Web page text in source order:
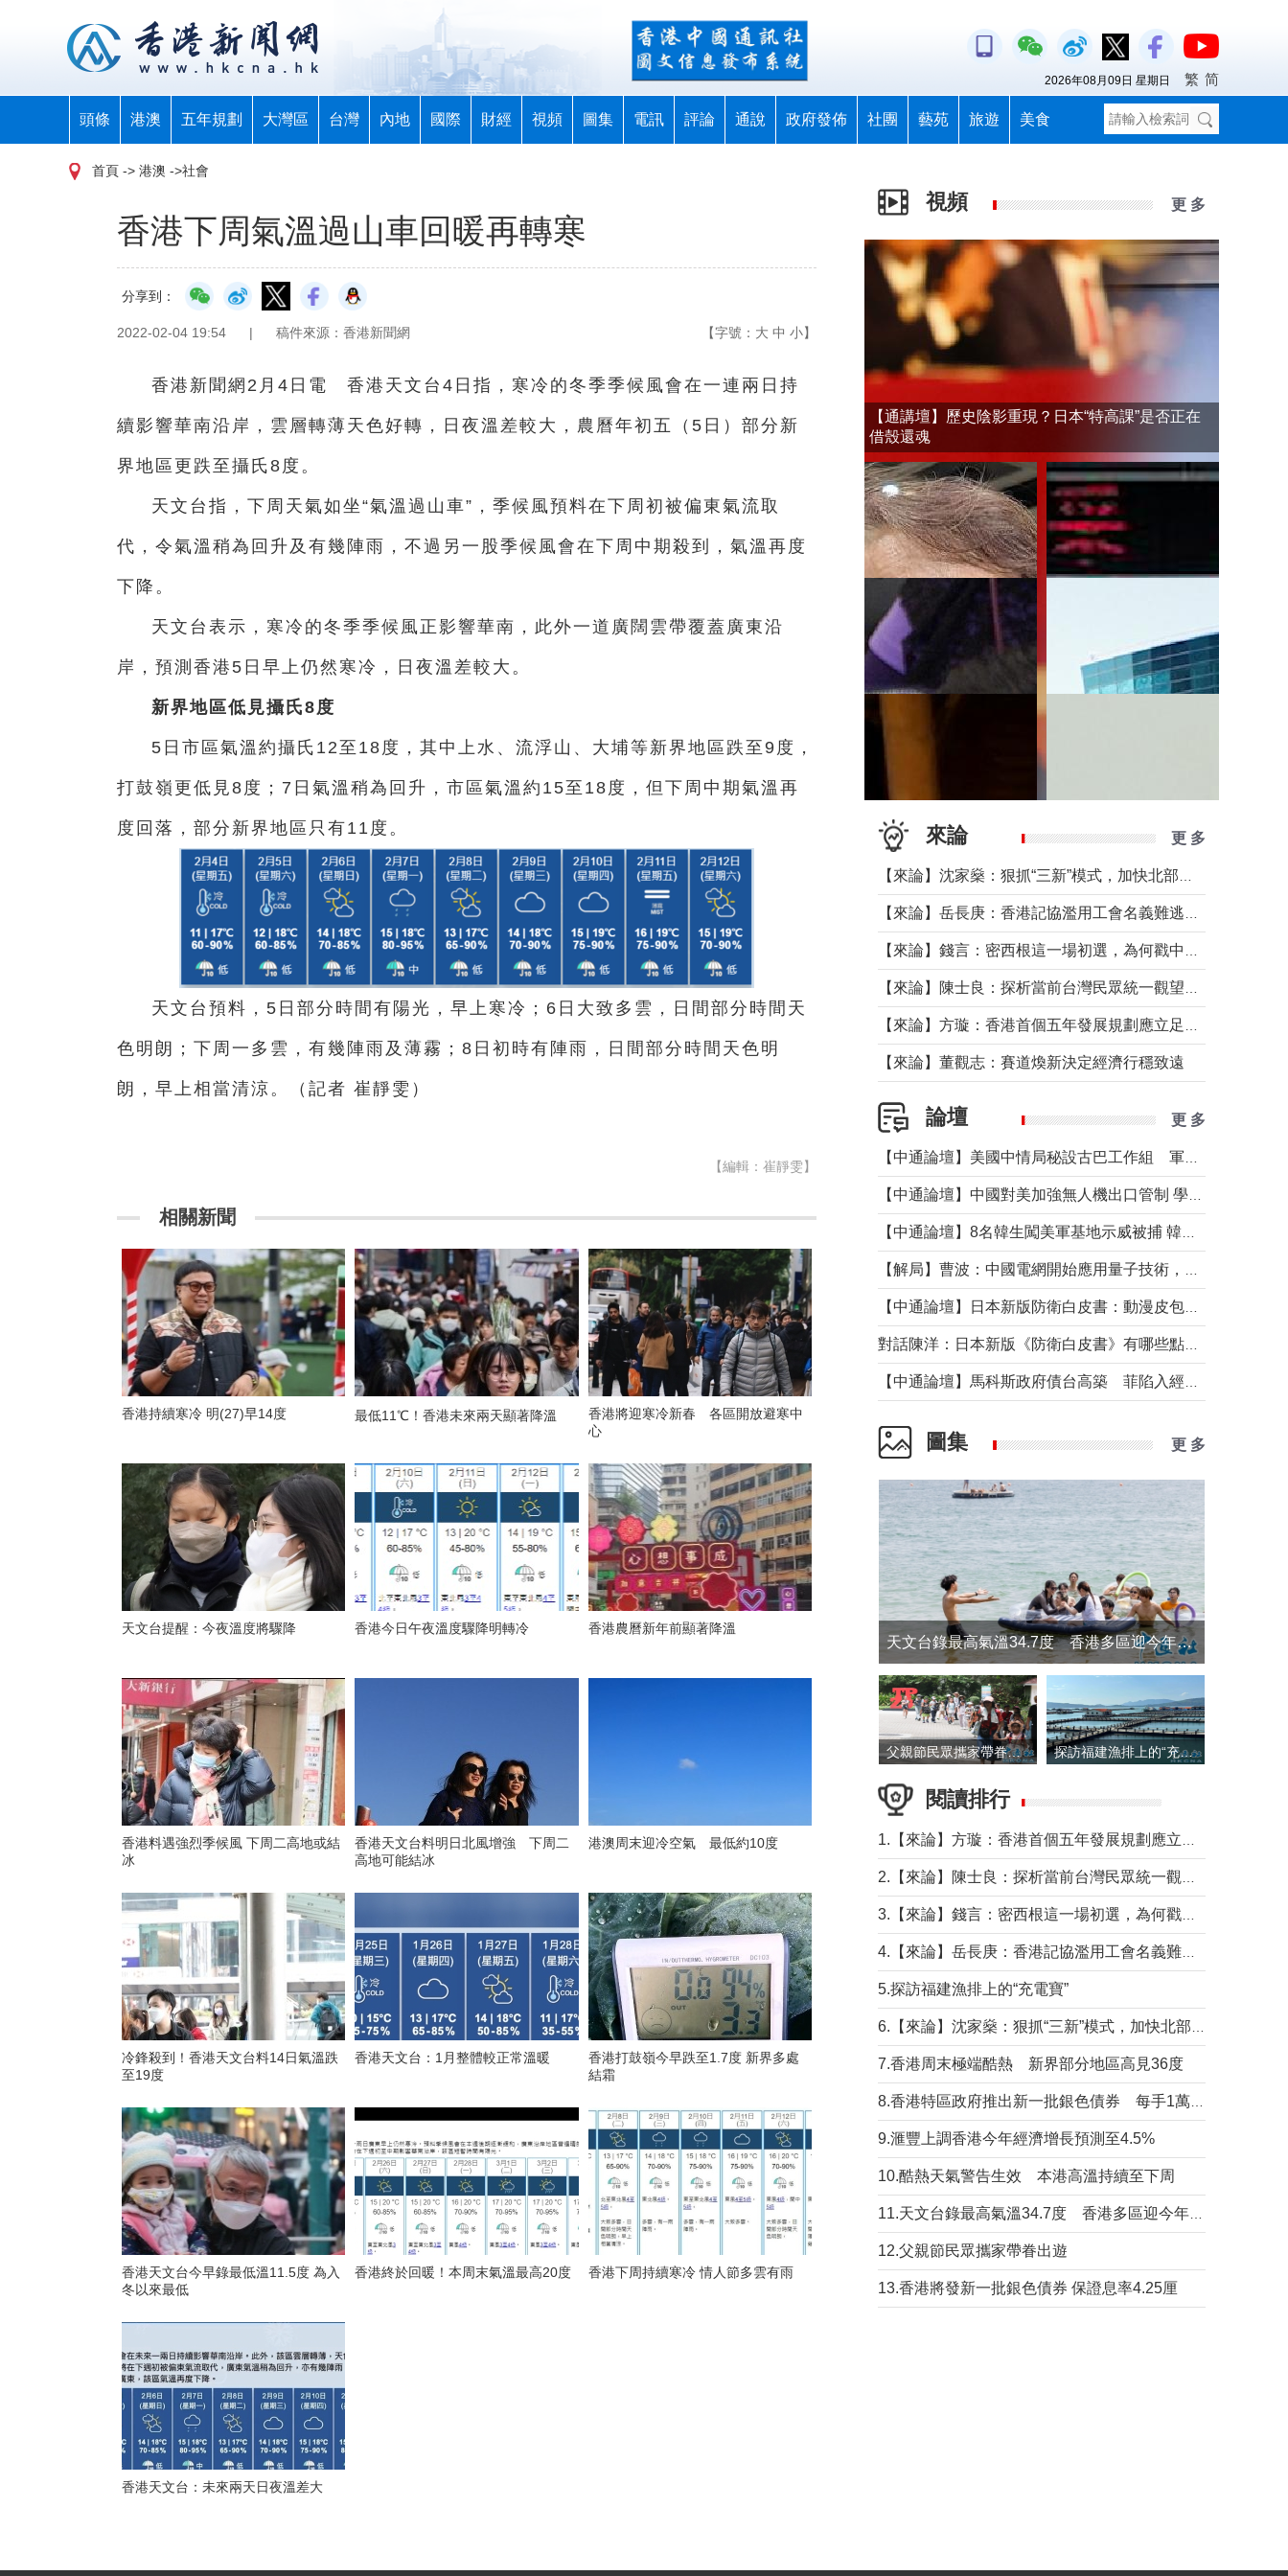
頭條 港澳 五年規劃 大灣區 台灣 內地 國際 財經 視頻 圖集 電訊 評論 通說 政府發佈 社團 藝苑 旅遊 美食
2026年08月09日 星期日 繁 简
首頁 -> 港澳 ->社會
香港下周氣溫過山車回暖再轉寒
分享到：
2022-02-04 19:54 | 稿件來源：香港新聞網 【字號： 大 中 小】
香港新聞網2月4日電 香港天文台4日指，寒冷的冬季季候風會在一連兩日持
續影響華南沿岸，雲層轉薄天色好轉，日夜溫差較大，農曆年初五（5日）部分新
界地區更跌至攝氏8度。
天文台指，下周天氣如坐“氣溫過山車”，季候風預料在下周初被偏東氣流取
代，令氣溫稍為回升及有幾陣雨，不過另一股季候風會在下周中期殺到，氣溫再度
下降。
天文台表示，寒冷的冬季季候風正影響華南，此外一道廣闊雲帶覆蓋廣東沿
岸，預測香港5日早上仍然寒冷，日夜溫差較大。
新界地區低見攝氏8度
5日市區氣溫約攝氏12至18度，其中上水、流浮山、大埔等新界地區跌至9度，
打鼓嶺更低見8度；7日氣溫稍為回升，市區氣溫約15至18度，但下周中期氣溫再
度回落，部分新界地區只有11度。
天文台預料，5日部分時間有陽光，早上寒冷；6日大致多雲，日間部分時間天
色明朗；下周一多雲，有幾陣雨及薄霧；8日初時有陣雨，日間部分時間天色明
朗，早上相當清涼。（記者 崔靜雯）
【編輯：崔靜雯】
相關新聞
香港持續寒冷 明(27)早14度 最低11℃！香港未來兩天顯著降溫
香港將迎寒冷新春 各區開放避寒中
心
天文台提醒：今夜溫度將驟降 香港今日午夜溫度驟降明轉冷 香港農曆新年前顯著降溫
香港料遇強烈季候風 下周二高地或結
冰
香港天文台料明日北風增強 下周二
高地可能結冰
港澳周末迎冷空氣 最低約10度
冷鋒殺到！香港天文台料14日氣溫跌
至19度
香港天文台：1月整體較正常溫暖
香港打鼓嶺今早跌至1.7度 新界多處
結霜
香港天文台今早錄最低溫11.5度 為入
冬以來最低
香港終於回暖！本周末氣溫最高20度 香港下周持續寒冷 情人節多雲有雨
香港天文台：未來兩天日夜溫差大
視頻 更 多
【通講壇】歷史陰影重現？日本“特高課”是否正在
借殼還魂
來論 更 多
【來論】董觀志：賽道煥新決定經濟行穩致遠
論壇 更 多
圖集 更 多
天文台錄最高氣溫34.7度 香港多區迎今年最熱一天
父親節民眾攜家帶眷出遊 探訪福建漁排上的“充電寶”
閱讀排行
5.探訪福建漁排上的“充電寶”
7.香港周末極端酷熱 新界部分地區高見36度
9.滙豐上調香港今年經濟增長預測至4.5%
10.酷熱天氣警告生效 本港高溫持續至下周
12.父親節民眾攜家帶眷出遊
13.香港將發新一批銀色債券 保證息率4.25厘